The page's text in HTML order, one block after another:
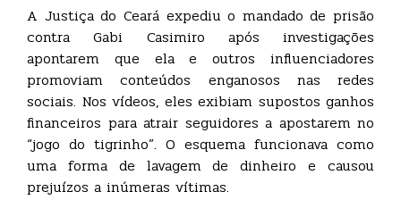
A Justiça do Ceará expediu o mandado de prisão
contra Gabi Casimiro após investigações
apontarem que ela e outros influenciadores
promoviam conteúdos enganosos nas redes
sociais. Nos vídeos, eles exibiam supostos ganhos
financeiros para atrair seguidores a apostarem no
“jogo do tigrinho”. O esquema funcionava como
uma forma de lavagem de dinheiro e causou
prejuízos a inúmeras vítimas.